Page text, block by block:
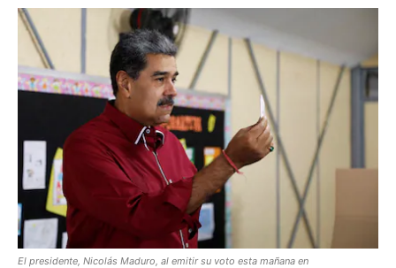
El presidente, Nicolás Maduro, al emitir su voto esta mañana en